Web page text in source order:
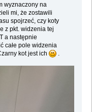
wyznaczony na
mi, że zostawili
spojrzeć, czy koty
z pkt. widzenia tej
a następnie
całe pole widzenia
kot jest ich
.